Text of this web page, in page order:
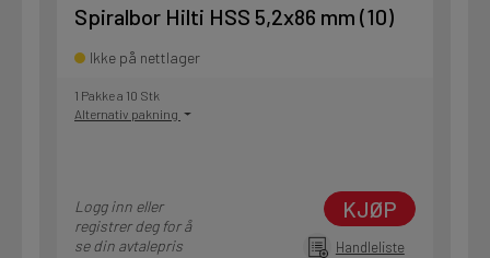
Spiralbor Hilti HSS 5,2x86 mm (10)
Ikke på nettlager
1 Pakke a 10 Stk
Alternativ pakning
Logg inn eller
registrer deg for å
se din avtalepris
KJØP
Handleliste